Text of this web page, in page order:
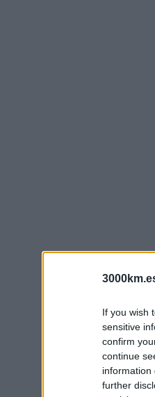
If you wish
sensitive
confirm
continue
information
further